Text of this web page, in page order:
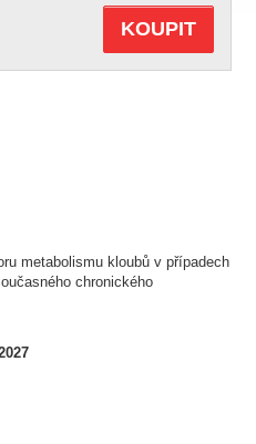
metabolismu kloubů v případech
chronického
KOUPIT